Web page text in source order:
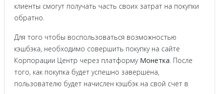
клиенты смогут получать часть своих затрат на покупки
обратно.
Для того чтобы воспользоваться возможностью
кэшбэка, необходимо совершить покупку на сайте
Корпорации Центр через платформу Монетка. После
того, как покупка будет успешно завершена,
пользователю будет начислен кэшбэк на свой счет в